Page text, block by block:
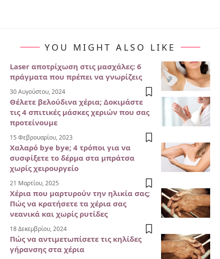
YOU MIGHT ALSO LIKE
Laser αποτρίχωση στις μασχάλες: 6
πράγματα που πρέπει να γνωρίζεις
30 Αυγούστου, 2024
Θέλετε βελούδινα χέρια; Δοκιμάστε
τις 4 σπιτικές μάσκες χεριών που σας
προτείνουμε
15 Φεβρουαρίου, 2023
Χαλαρό bye bye; 4 τρόποι για να
συσφίξετε το δέρμα στα μπράτσα
χωρίς χειρουργείο
21 Μαρτίου, 2025
Χέρια που μαρτυρούν την ηλικία σας;
Πώς να κρατήσετε τα χέρια σας
νεανικά και χωρίς ρυτίδες
18 Δεκεμβρίου, 2024
Πώς να αντιμετωπίσετε τις κηλίδες
γήρανσης στα χέρια